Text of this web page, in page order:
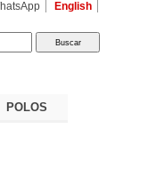
English
POLOS